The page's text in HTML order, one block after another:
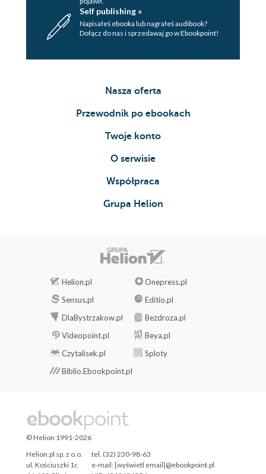
Self publishing »
Napisałeś ebooka lub nagrałeś audibook?
Dołącz do nas i sprzedawaj go w Ebookpoint!
Nasza oferta
Przewodnik po ebookach
Twoje konto
O serwisie
Współpraca
Grupa Helion
Helion.pl
Onepress.pl
Sensus.pl
Editio.pl
DlaBystrzakow.pl
Bezdroza.pl
Videopoint.pl
Beya.pl
Czytalisek.pl
Sploty
Biblio.Ebookpoint.pl
© Helion 1991-2026
Helion.pl sp. z o.o.
ul. Kościuszki 1c
tel. (32) 230-98-63
e-mail:[wyświetl email]@ebookpoint.pl